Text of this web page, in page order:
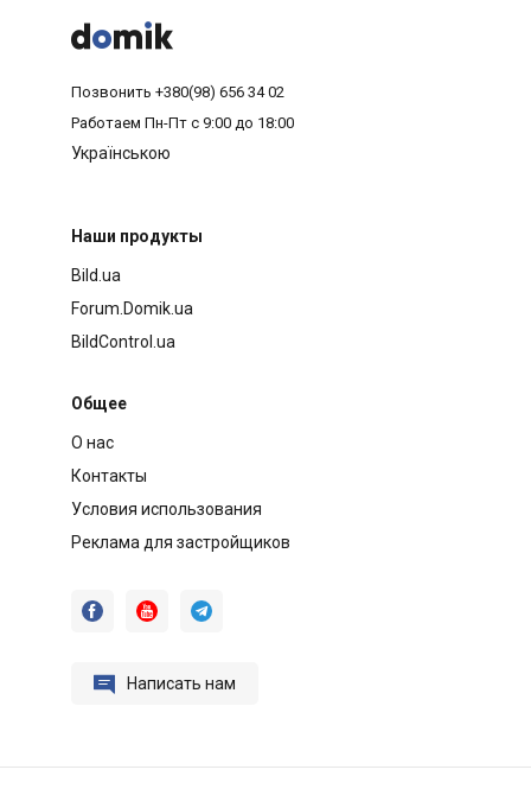



Позвонить +380(98) 656 34 02
Работаем Пн-Пт с 9:00 до 18:00
Українською
Наши продукты
Bild.ua
Forum.Domik.ua
BildControl.ua
Общее
О нас
Контакты
Условия использования
Реклама для застройщиков
  
 Написать нам